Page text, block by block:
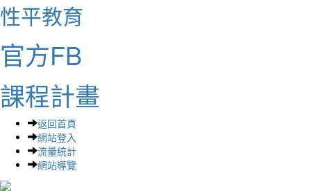
性平教育
官方FB
課程計畫
返回首頁
網站登入
流量統計
網站導覽